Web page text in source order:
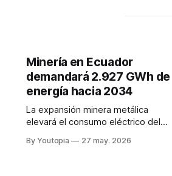
Minería en Ecuador
demandará 2.927 GWh de
energía hacia 2034
La expansión minera metálica
elevará el consumo eléctrico del
desarrollo de proyectos de cobre y
By Youtopia 27 may. 2026